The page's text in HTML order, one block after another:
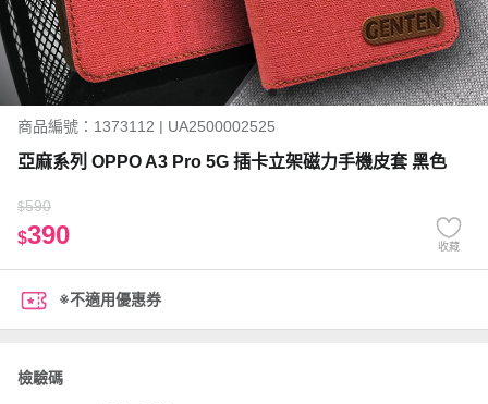
商品編號：1373112 | UA2500002525
亞麻系列 OPPO A3 Pro 5G 插卡立架磁力手機皮套 黑色
$590
$390 收藏
※不適用優惠券
檢驗碼